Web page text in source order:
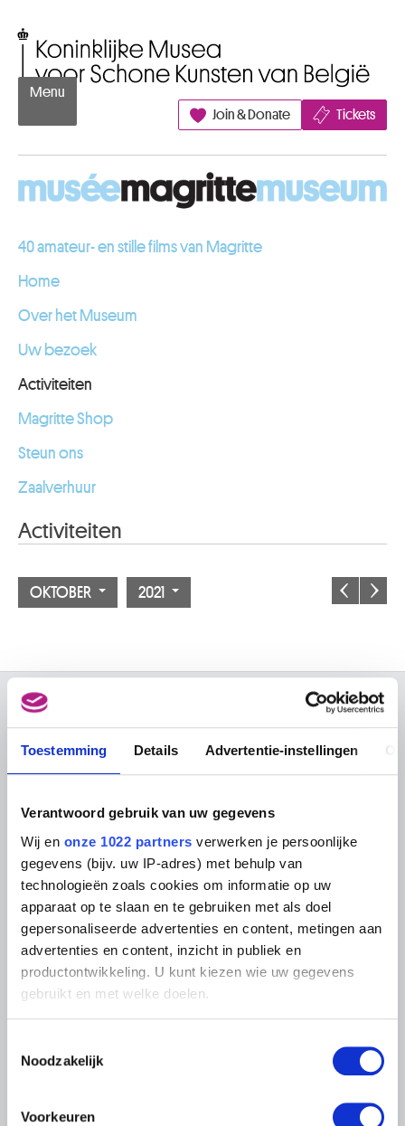
Toestemming Details Advertentie-instellingen
Verantwoord gebruik van uw gegevens
Wij en onze 1022 partners verwerken je persoonlijke
gegevens (bijv. uw IP-adres) met behulp van
technologieën zoals cookies om informatie op uw
apparaat op te slaan en te gebruiken met als doel
gepersonaliseerde advertenties en content, metingen aan
advertenties en content, inzicht in publiek en
productontwikkeling. U kunt kiezen wie uw gegevens
gebruikt en met welke doelen.
Informatie verzamelen over uw geografische
locatie, die tot een paar meter nauwkeurig kan zijn
scannen op specifieke eigenschappen (fingerprinting)
Noodzakelijk
Voorkeuren
Menu
Join & Donate
Tickets
40 amateur- en stille films van Magritte
Home
Over het Museum
Uw bezoek
Activiteiten
Magritte Shop
Steun ons
Zaalverhuur
Activiteiten
OKTOBER 2021
OVER DE MUSEA
Veelgestelde vragen
Tickets
In de Musea
Evenementen
Museum Shop
Bezoekersreglement
Instelling
Onderzoek
Fotodienst
Archief voor Hedendaagse
Kunst in België
Digitaal Museum
Educatie
Steun ons
Pers
Musée Magritte Museum
Regentschapsstraat 3 – 1000 Brussel